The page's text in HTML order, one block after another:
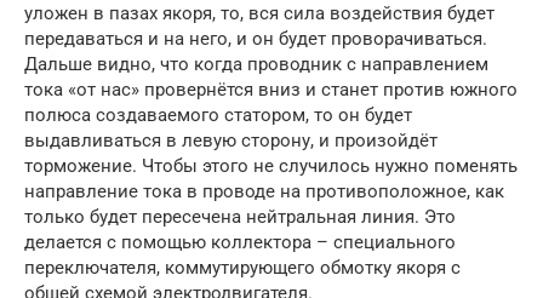
уложен в пазах якоря, то, вся сила воздействия будет
передаваться и на него, и он будет проворачиваться.
Дальше видно, что когда проводник с направлением
тока «от нас» провернётся вниз и станет против южного
полюса создаваемого статором, то он будет
выдавливаться в левую сторону, и произойдёт
торможение. Чтобы этого не случилось нужно поменять
направление тока в проводе на противоположное, как
только будет пересечена нейтральная линия. Это
делается с помощью коллектора – специального
переключателя, коммутирующего обмотку якоря с
общей схемой электродвигателя.